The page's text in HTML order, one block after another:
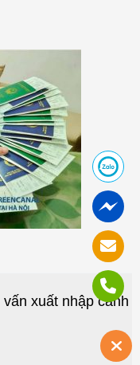
xuất nhập cảnh